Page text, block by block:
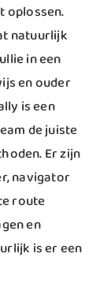
oplossen.
natuurlijk
in een
en ouder
is een
de juiste
Er zijn
navigator
route
en
is er een